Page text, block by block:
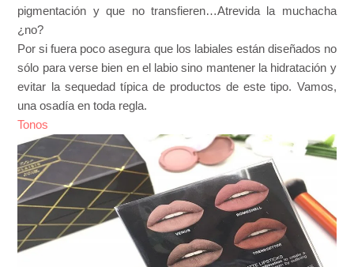
pigmentación y que no transfieren…Atrevida la muchacha
¿no?
Por si fuera poco asegura que los labiales están diseñados no
sólo para verse bien en el labio sino mantener la hidratación y
evitar la sequedad típica de productos de este tipo. Vamos,
una osadía en toda regla.
Tonos